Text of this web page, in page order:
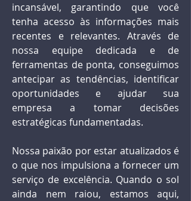
incansável, garantindo que você
tenha acesso às informações mais
recentes e relevantes. Através de
nossa equipe dedicada e de
ferramentas de ponta, conseguimos
antecipar as tendências, identificar
oportunidades e ajudar sua
empresa a tomar decisões
estratégicas fundamentadas.
Nossa paixão por estar atualizados é
o que nos impulsiona a fornecer um
serviço de excelência. Quando o sol
ainda nem raiou, estamos aqui,